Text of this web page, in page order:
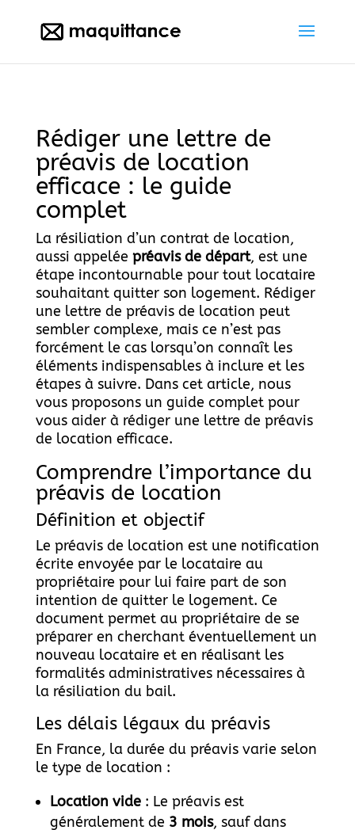
Rédiger une lettre de
préavis de location
efficace : le guide
complet
La résiliation d’un contrat de location,
aussi appelée préavis de départ, est une
étape incontournable pour tout locataire
souhaitant quitter son logement. Rédiger
une lettre de préavis de location peut
sembler complexe, mais ce n’est pas
forcément le cas lorsqu’on connaît les
éléments indispensables à inclure et les
étapes à suivre. Dans cet article, nous
vous proposons un guide complet pour
vous aider à rédiger une lettre de préavis
de location efficace.
Comprendre l’importance du
préavis de location
Définition et objectif
Le préavis de location est une notification
écrite envoyée par le locataire au
propriétaire pour lui faire part de son
intention de quitter le logement. Ce
document permet au propriétaire de se
préparer en cherchant éventuellement un
nouveau locataire et en réalisant les
formalités administratives nécessaires à
la résiliation du bail.
Les délais légaux du préavis
En France, la durée du préavis varie selon
le type de location :
Location vide: Le préavis est
généralement de 3 mois, sauf dans